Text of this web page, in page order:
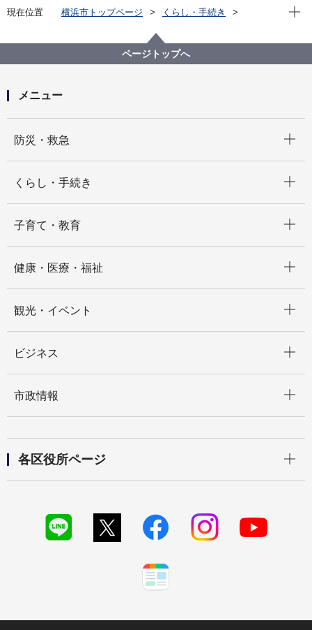
現在位置 横浜市トップページ
くらし・手続き
地産地消の取組「買う・味わう」
よこはまの農畜産物を買う（青空市・直売所）
東戸塚市民朝市
現在
ページトップへ
メニュー
防災・救急
くらし・手続き
子育て・教育
健康・医療・福祉
観光・イベント
ビジネス
市政情報
各区役所ページ